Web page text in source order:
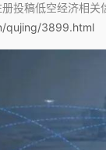
投稿低空经济相
qujing/3899.html